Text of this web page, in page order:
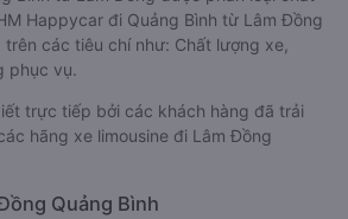
Happycar đi Quảng Bình từ Lâm Đồng
các tiêu chí như: Chất lượng xe,
phục vụ.
trực tiếp bởi các khách hàng đã trải
hãng xe limousine đi Lâm Đồng
Quảng Bình